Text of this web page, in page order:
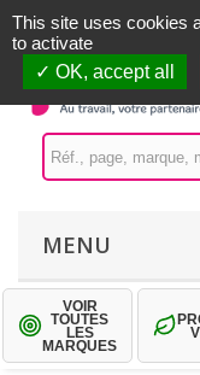
MENU
VOIR
TOUTES
LES
MARQUES
This site uses cookies
to activate
OK, accept all